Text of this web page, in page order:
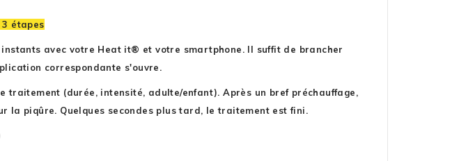
étapes
avec votre Heat it® et votre smartphone. Il suffit de brancher
correspondante s'ouvre.
traitement (durée, intensité, adulte/enfant). Après un bref préchauffage,
la piqûre. Quelques secondes plus tard, le traitement est fini.